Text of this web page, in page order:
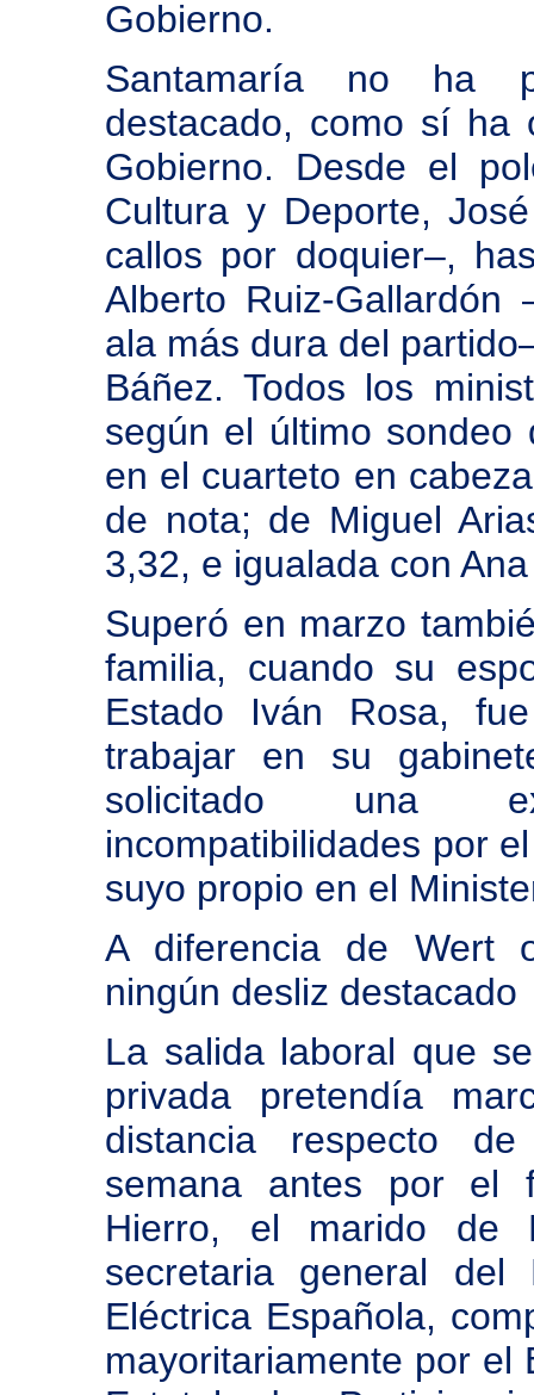
Gobierno.
Santamaría no ha
destacado, como sí ha
Gobierno. Desde el
Cultura y Deporte,
callos por doquier–,
Alberto Ruiz-
ala más dura del
Báñez. Todos los
según el último
en el cuarteto en
de nota; de Miguel
3,32, e igualada con
Superó en marzo
familia, cuando su
Estado Iván Rosa,
trabajar en su
solicitado una
incompatibilidades por
suyo propio en el
A diferencia de Wert
ningún desliz destacado
La salida laboral que
privada pretendía
distancia respecto
semana antes por el
Hierro, el marido de
secretaria general
Eléctrica Española,
mayoritariamente por el